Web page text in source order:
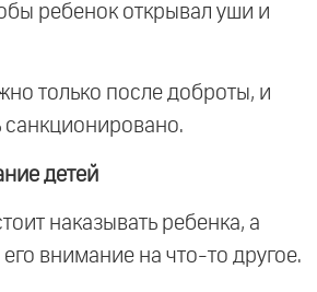
ребенок открывал уши и
только после доброты, и
детей
наказывать ребенка, а
внимание на что-то другое.